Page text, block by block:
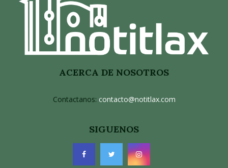
ACERCA DE NOSOTROS
Contactanos: contacto@notitlax.com
SIGUENOS